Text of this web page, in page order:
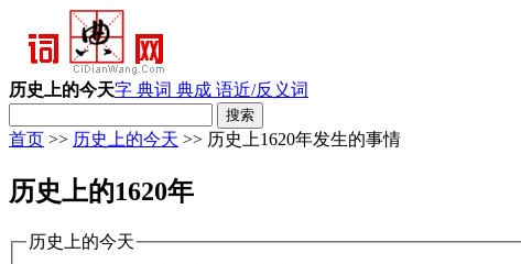
历史上的今天字 典词 典成 语近/反义词
首页 >> 历史上的今天 >> 历史上1620年发生的事情
历史上的1620年
历史上的今天